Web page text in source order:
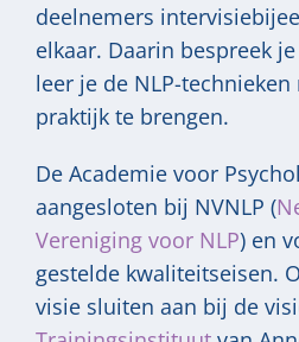
deelnemers
elkaar. Daarin bespreek
leer je de NLP-
praktijk te brengen.
De Academie voor
aangesloten bij NVNLP (
Vereniging voor NLP) en
gestelde kwaliteitseisen.
visie sluiten aan bij de